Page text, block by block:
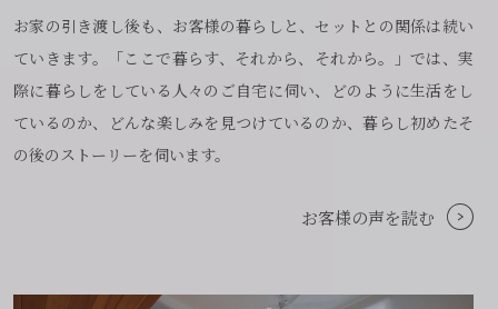
お家の引き渡し後も、お客様の暮らしと、セットとの関係は続い
ていきます。「ここで暮らす、それから、それから。」では、実
際に暮らしをしている人々のご自宅に伺い、どのように生活をし
ているのか、どんな楽しみを見つけているのか、暮らし初めたそ
の後のストーリーを伺います。
お客様の声を読む